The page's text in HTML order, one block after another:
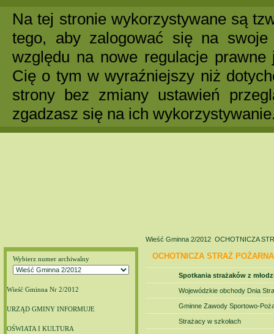
Na tej stronie wykorzystywane są
tego, aby zalogować się na
względu na nowe regulacje
Cię o tym w wyraźniejszy niż
strony bez zmiany ustawień
zgadzasz się na ich
Wybierz numer archiwalny
Wieść Gminna Nr 2/2012
URZĄD GMINY INFORMUJE
OŚWIATA I KULTURA
Wieść Gminna 2/2012 OCHOTNICZA
OCHOTNICZA STRAŻ POŻARNA
Spotkania strażaków z
Wojewódzkie obchody Dnia
Gminne Zawody Sportowo-
Strażacy w szkołach